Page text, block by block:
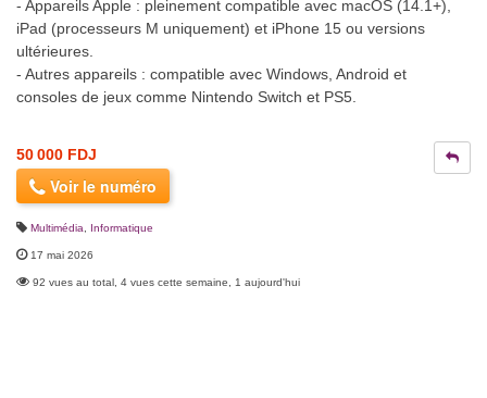
- Appareils Apple : pleinement compatible avec macOS (14.1+),
iPad (processeurs M uniquement) et iPhone 15 ou versions
ultérieures.
- Autres appareils : compatible avec Windows, Android et
consoles de jeux comme Nintendo Switch et PS5.
50 000 FDJ
Voir le numéro
Multimédia Informatique
17 mai 2026
92 vues au total, 4 vues cette semaine, 1 aujourd'hui